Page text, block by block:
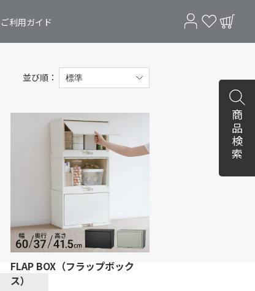
ご利用ガイド
並び順：
FLAP BOX（フラップボック
ス）
商品検索